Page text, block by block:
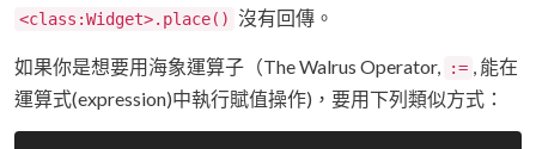
<class:Widget>.place() 沒有回傳。
如果你是想要用海象運算子（The Walrus Operator, := , 能在
運算式(expression)中執行賦值操作)，要用下列類似方式：